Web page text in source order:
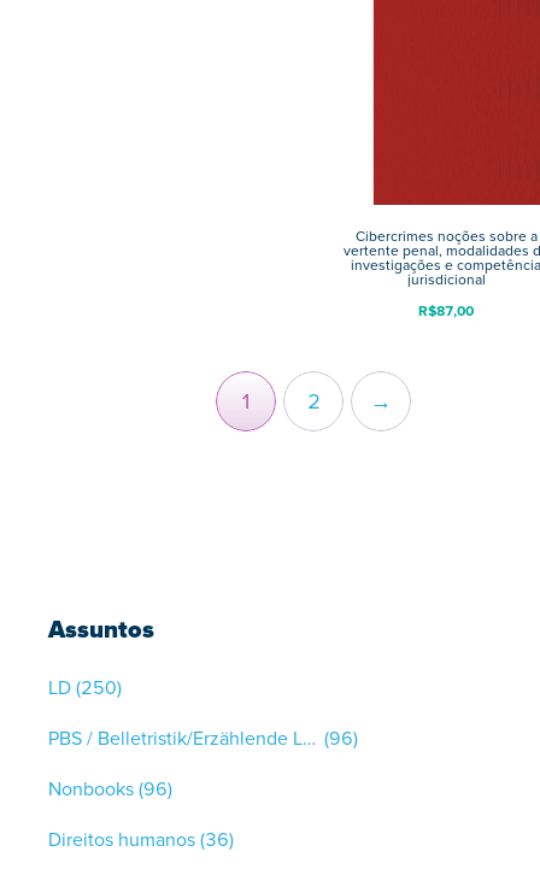
Assuntos
LD(250)
PBS / Belletristik/Erzählende Literatur (96)
Nonbooks(96)
Direitos humanos(36)
Cibercrimes noções sobre a
vertente penal, modalidades
investigações e competência
jurisdicional
R$87,00
1 2 →